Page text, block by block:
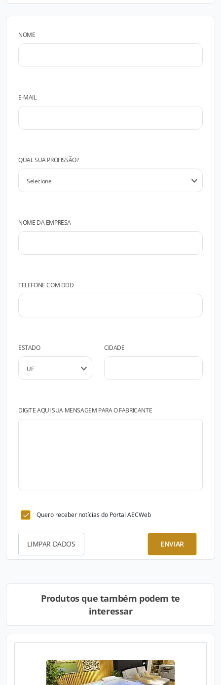
NOME
E-MAIL
QUAL SUA PROFISSÃO?
NOME DA EMPRESA
TELEFONE COM DDD
ESTADO CIDADE
DIGITE AQUI SUA MENSAGEM PARA O FABRICANTE
Quero receber notícias do Portal AECWeb
LIMPAR DADOS ENVIAR
Produtos que também podem te
interessar